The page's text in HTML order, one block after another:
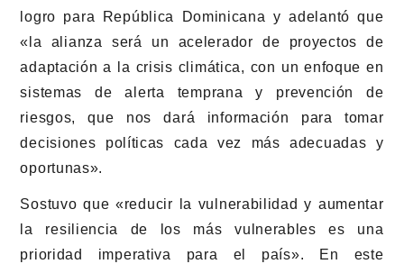
logro para República Dominicana y adelantó que
«la alianza será un acelerador de proyectos de
adaptación a la crisis climática, con un enfoque en
sistemas de alerta temprana y prevención de
riesgos, que nos dará información para tomar
decisiones políticas cada vez más adecuadas y
oportunas».
Sostuvo que «reducir la vulnerabilidad y aumentar
la resiliencia de los más vulnerables es una
prioridad imperativa para el país». En este